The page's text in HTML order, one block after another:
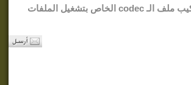
لتنزيل وتركيب ملف الـ codec الخاص بتشغيل الملفات